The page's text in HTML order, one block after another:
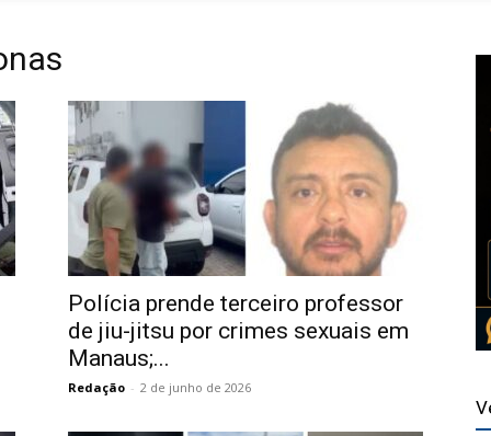
Polícia prende terceiro professor
de jiu-jitsu por crimes sexuais em
Manaus;...
Redação - 2 de junho de 2026